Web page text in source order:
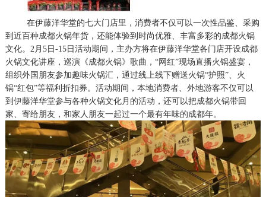
在伊藤洋华堂的七大门店里，消费者不仅可以一次性品鉴、采购
到近百种成都火锅年货，还能体验到时尚优雅、丰富多彩的成都火锅
文化。2月5日-15日活动期间，主办方将在伊藤洋华堂各门店开设成都
火锅文化讲座，巡演《成都火锅》歌曲，“网红”现场直播火锅盛宴，
组织外国朋友参加趣味火锅汇，通过线上线下赠送火锅“护照”、火
锅“红包”等福利折扣券。活动期间，本地消费者、外地游客不仅可以
到伊藤洋华堂参与各种火锅文化月的活动，还可以把成都火锅带回
家、寄给朋友，和家人朋友一起过一个最有年味的成都年。